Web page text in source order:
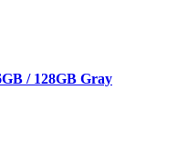
/ 128GB Gray